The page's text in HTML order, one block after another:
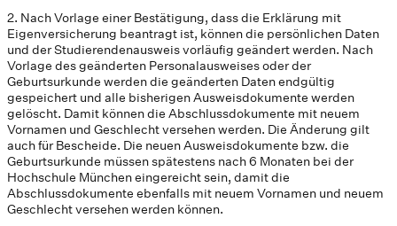
2. Nach Vorlage einer Bestätigung, dass die Erklärung mit
Eigenversicherung beantragt ist, können die persönlichen Daten
und der Studierendenausweis vorläufig geändert werden. Nach
Vorlage des geänderten Personalausweises oder der
Geburtsurkunde werden die geänderten Daten endgültig
gespeichert und alle bisherigen Ausweisdokumente werden
gelöscht. Damit können die Abschlussdokumente mit neuem
Vornamen und Geschlecht versehen werden. Die Änderung gilt
auch für Bescheide. Die neuen Ausweisdokumente bzw. die
Geburtsurkunde müssen spätestens nach 6 Monaten bei der
Hochschule München eingereicht sein, damit die
Abschlussdokumente ebenfalls mit neuem Vornamen und neuem
Geschlecht versehen werden können.